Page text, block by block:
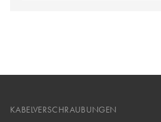
KABELVERSCHRAUBUNGEN